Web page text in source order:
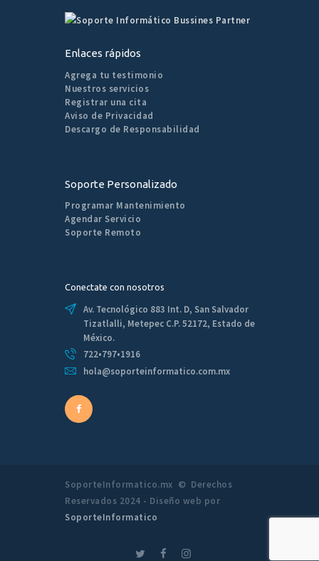
Enlaces rápidos
Agrega tu testimonio
Nuestros servicios
Registrar una cita
Aviso de Privacidad
Descargo de Responsabilidad
Soporte Personalizado
Programar Mantenimiento
Agendar Servicio
Soporte Remoto
Conectate con nosotros
Av. Tecnológico 883 Int. D, San Salvador
Tizatlalli, Metepec C.P. 52172, Estado de
México.
722•797•1916
hola@soporteinformatico.com.mx
SoporteInformatico.mx © Derechos
Reservados 2024 - Diseño web por
SoporteInformatico